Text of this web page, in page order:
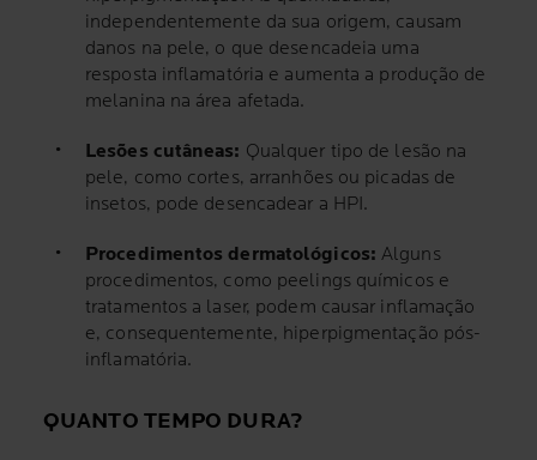
independentemente da sua origem, causam
danos na pele, o que desencadeia uma
resposta inflamatória e aumenta a produção de
melanina na área afetada.
Lesões cutâneas: Qualquer tipo de lesão na
pele, como cortes, arranhões ou picadas de
insetos, pode desencadear a HPI.
Procedimentos dermatológicos: Alguns
procedimentos, como peelings químicos e
tratamentos a laser, podem causar inflamação
e, consequentemente, hiperpigmentação pós-
inflamatória.
QUANTO TEMPO DURA?